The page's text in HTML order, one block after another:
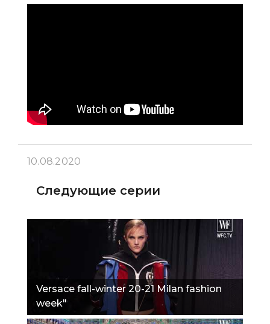
10.08.2020
Следующие серии
Versace fall-winter 20-21 Milan fashion
week"